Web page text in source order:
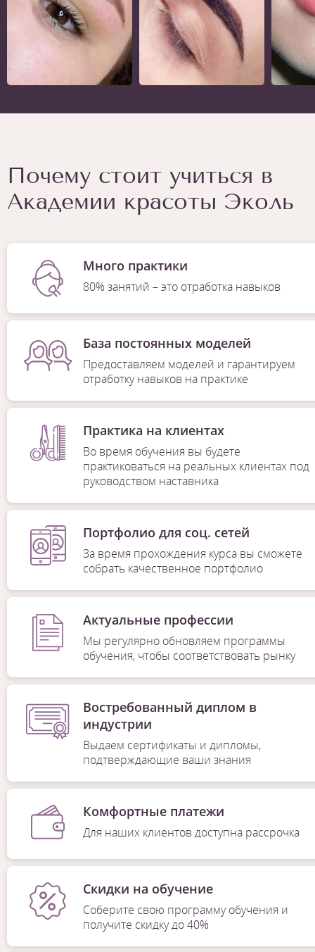
Почему стоит учиться в
Академии красоты Эколь
Много практики
80% занятий – это отработка навыков
База постоянных моделей
Предоставляем моделей и гарантируем
отработку навыков на практике
Практика на клиентах
Во время обучения вы будете
практиковаться на реальных клиентах под
руководством наставника
Портфолио для соц. сетей
За время прохождения курса вы сможете
собрать качественное портфолио
Актуальные профессии
Мы регулярно обновляем программы
обучения, чтобы соответствовать рынку
Востребованный диплом в
индустрии
Выдаем сертификаты и дипломы,
подтверждающие ваши знания
Комфортные платежи
Для наших клиентов доступна рассрочка
Скидки на обучение
Соберите свою программу обучения и
получите скидку до 40%